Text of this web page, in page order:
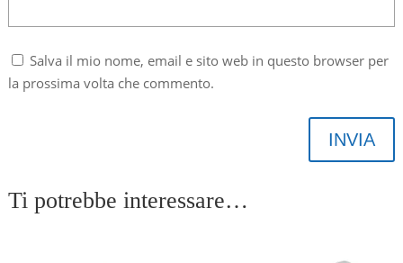
Salva il mio nome, email e sito web in questo browser per
la prossima volta che commento.
INVIA
Ti potrebbe interessare…